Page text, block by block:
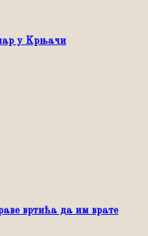
у Kрњачи
вртића да им врате